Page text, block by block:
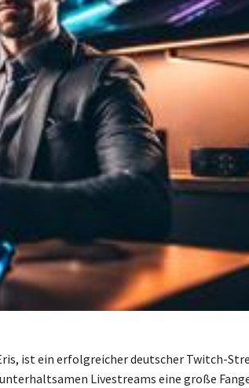
ist ein erfolgreicher deutscher Twitch-
Livestreams eine große